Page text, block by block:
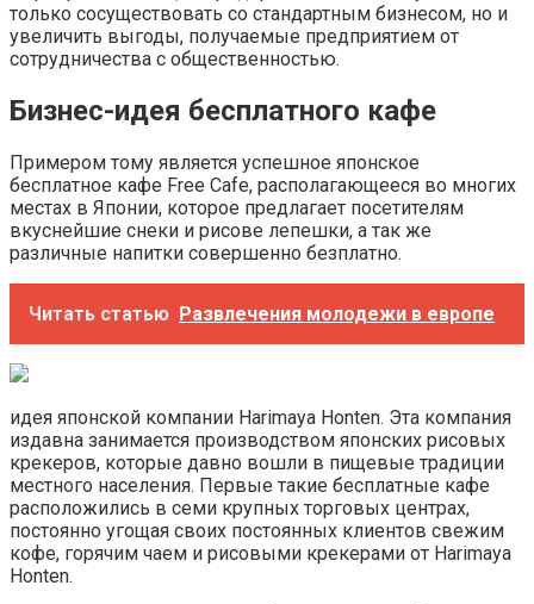
только сосуществовать со стандартным бизнесом, но и
увеличить выгоды, получаемые предприятием от
сотрудничества с общественностью.
Бизнес-идея бесплатного кафе
Примером тому является успешное японское
бесплатное кафе Free Cafe, располагающееся во многих
местах в Японии, которое предлагает посетителям
вкуснейшие снеки и рисове лепешки, а так же
различные напитки совершенно безплатно.
Читать статью Развлечения молодежи в европе
идея японской компании Harimaya Honten. Эта компания
издавна занимается производством японских рисовых
крекеров, которые давно вошли в пищевые традиции
местного населения. Первые такие бесплатные кафе
расположились в семи крупных торговых центрах,
постоянно угощая своих постоянных клиентов свежим
кофе, горячим чаем и рисовыми крекерами от Harimaya
Honten.